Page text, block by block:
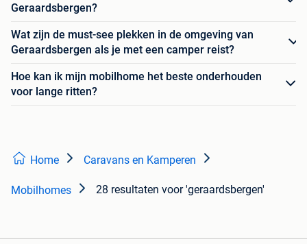
Geraardsbergen?
Wat zijn de must-see plekken in de omgeving van
Geraardsbergen als je met een camper reist?
Hoe kan ik mijn mobilhome het beste onderhouden
voor lange ritten?
Home Caravans en Kamperen
Mobilhomes 28 resultaten voor 'geraardsbergen'